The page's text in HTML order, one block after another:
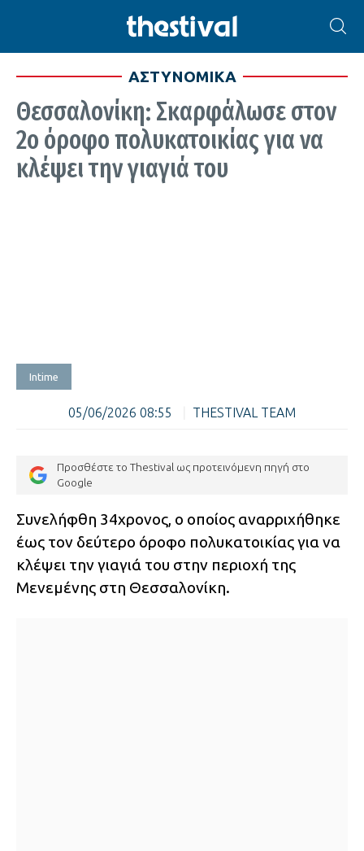
ΑΣΤΥΝΟΜΙΚΑ
Θεσσαλονίκη: Σκαρφάλωσε στον
2ο όροφο πολυκατοικίας για να
κλέψει την γιαγιά του
Intime
05/06/2026 08:55 THESTIVAL TEAM
Προσθέστε το Thestival ως προτεινόμενη πηγή στο
Google
Συνελήφθη 34χρονος, ο οποίος αναρριχήθηκε
έως τον δεύτερο όροφο πολυκατοικίας για να
κλέψει την γιαγιά του στην περιοχή της
Μενεμένης στη Θεσσαλονίκη.